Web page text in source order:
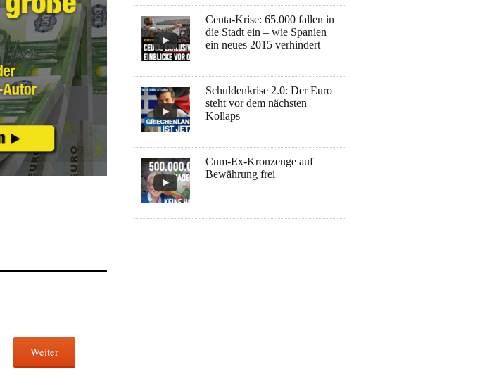
Weiter
Ceuta-Krise: 65.000 fallen in
die Stadt ein – wie Spanien
ein neues 2015 verhindert
Schuldenkrise 2.0: Der Euro
steht vor dem nächsten
Kollaps
Cum-Ex-Kronzeuge auf
Bewährung frei